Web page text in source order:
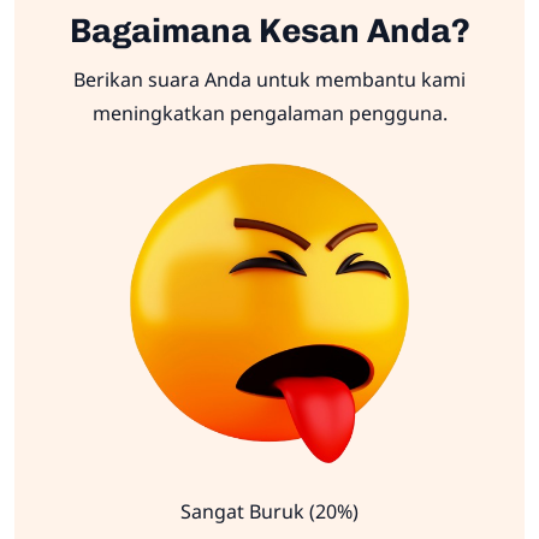
Bagaimana Kesan Anda?
Berikan suara Anda untuk membantu kami
meningkatkan pengalaman pengguna.
Sangat Buruk (20%)